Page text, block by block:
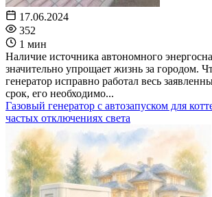
17.06.2024
352
1 мин
Наличие источника автономного
значительно упрощает жизнь за городом.
генератор исправно работал весь
срок, его необходимо...
Газовый генератор с автозапуском для
частых отключениях света